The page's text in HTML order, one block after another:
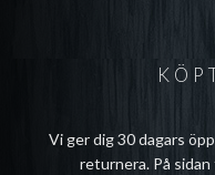
Vi ger dig 30 dagars
returnera. På sidan